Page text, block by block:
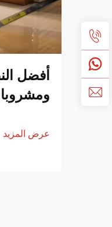
أفضل
عرض المزيد